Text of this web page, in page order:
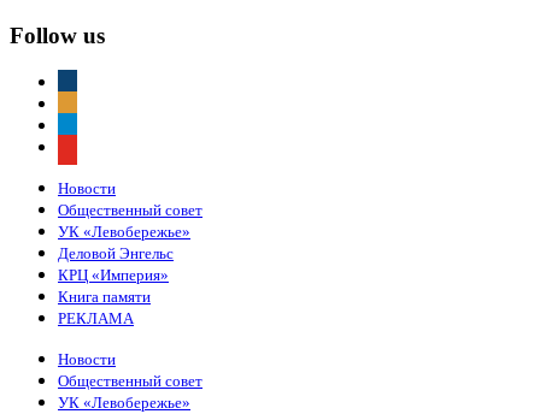
Follow us
Новости
Общественный совет
УК «Левобережье»
Деловой Энгельс
КРЦ «Империя»
Книга памяти
РЕКЛАМА
Новости
Общественный совет
УК «Левобережье»